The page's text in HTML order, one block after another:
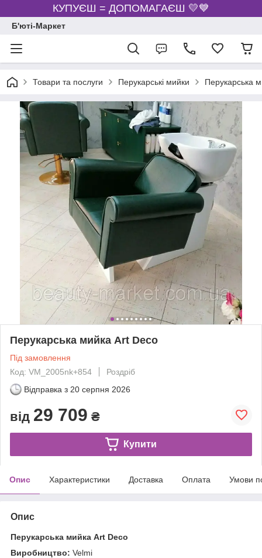
КУПУЄШ = ДОПОМАГАЄШ 💛💙
Б'юті-Маркет
Товари та послуги Перукарські мийки Перукарська
Перукарська мийка Art Deco
Під замовлення
Код: VM_2005nk+854
Роздріб
Відправка з 20 серпня 2026
від 29 709 ₴
Купити
Опис Характеристики Доставка Оплата Умови
Опис
Перукарська мийка Art Deco
Виробництво: Velmi